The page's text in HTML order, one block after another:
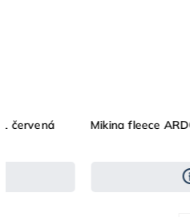
červená Mikina fleece